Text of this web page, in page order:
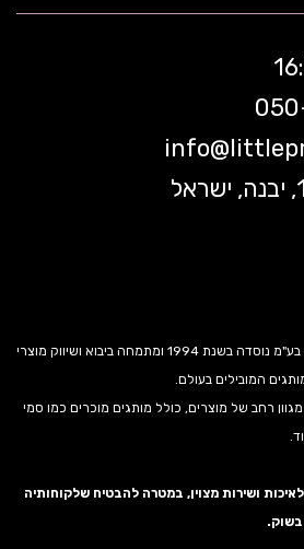
info@
חברת הנסיך הקטן - אביב ואורן בע"מ נוסדה בשנת 1994 ומתמחה ביבוא ושיווק מוצרי
המובילים בעולם.
רחב של מוצרים, כולל מותגים מוכרים כמו סמי
ושירות מצוין, במטרה להבטיח שלקוחותיה
בשוק.